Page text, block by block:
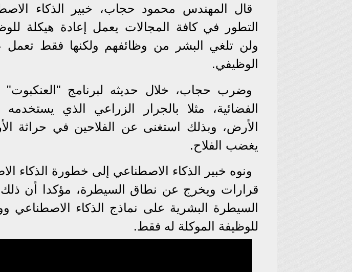
قال المهندس محمود حجاب، خبير الذكاء
التطور في كافة المجالات يعمل إعادة هيكلة
ولن تلغي البشر من وظائفهم ولكنها فقط تعمل
الوظيفي.
وضرب حجاب، خلال حديثه لبرنامج
الفضائية، مثلا بالجرار الزراعي الذي
الأرض، وبذلك استغنى عن الفلاحين في حراثة
يغضب الفلاح.
ونوه خبير الذكاء الاصطناعي إلى خطورة الذكاء
قرارات ويخرج عن نطاق السيطرة، مؤكدا أن
السيطرة البشرية على نماذج الذكاء الاصطناعي
للوظيفة الموكلة له فقط.